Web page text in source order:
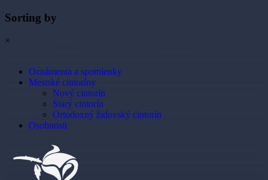
Sorting by
×
Oznámenia a spomienky
Mestské cintoríny
Nový cintorín
Starý cintorín
Ortodoxný židovský cintorín
Osobnosti